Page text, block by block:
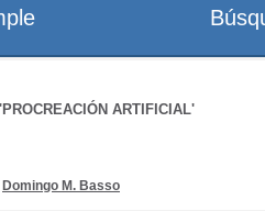
'PROCREACIÓN ARTIFICIAL'
Domingo M. Basso